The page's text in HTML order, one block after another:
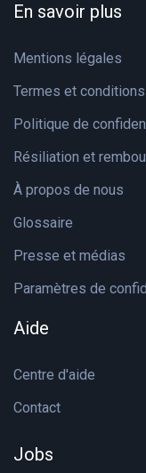
En savoir plus
Mentions légales
Termes et conditions
Politique de
Résiliation et
À propos de nous
Glossaire
Presse et médias
Paramètres de
Aide
Centre d'aide
Contact
Jobs